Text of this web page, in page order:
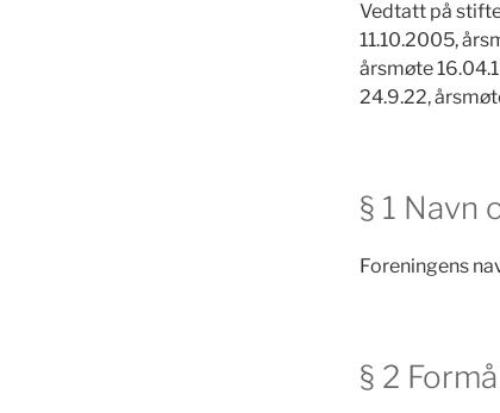
Vedtatt på
11.10.2005,
årsmøte
24.9.22,
§ 1 Navn
Foreningens
§ 2